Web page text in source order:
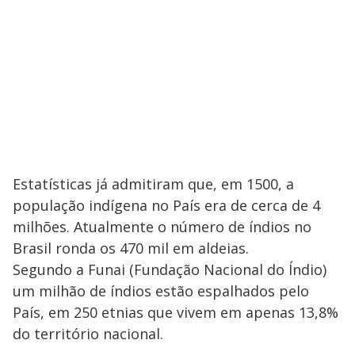
Estatísticas já admitiram que, em 1500, a
população indígena no País era de cerca de 4
milhões. Atualmente o número de índios no
Brasil ronda os 470 mil em aldeias.
Segundo a Funai (Fundação Nacional do Índio)
um milhão de índios estão espalhados pelo
País, em 250 etnias que vivem em apenas 13,8%
do território nacional.